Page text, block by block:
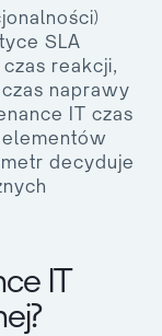
SLA
reakcji,
naprawy
IT czas
decyduje
IT